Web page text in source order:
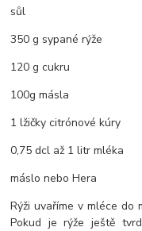
sůl
350 g sypané rýže
120 g cukru
100g másla
1 lžičky citrónové kúry
0,75 dcl až 1 litr mléka
máslo nebo Hera
Rýži uvaříme v mléce do
Pokud je rýže ještě